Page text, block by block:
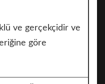
ve gerçekçidir ve
göre